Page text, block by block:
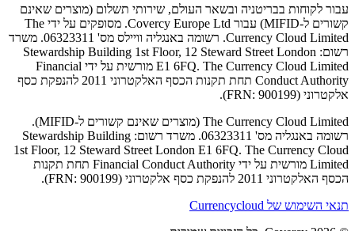
עבור לקוחות בבריטניה ובשאר העולם, שירותי תשלום (מוצרים שאינם
קשורים ל-MIFID) עבור Covercy Europe Ltd. מסופקים על ידי The
Currency Cloud Limited. רשומה באנגליה וויילס מס' 06323311. משרד
רשום: Stewardship Building 1st Floor, 12 Steward Street London
E1 6FQ. The Currency Cloud Limited מורשית על ידי Financial
Conduct Authority תחת תקנות הכסף האלקטרוני 2011 להנפקת כסף
אלקטרוני (FRN: 900199).
The Currency Cloud Limited (מוצרים שאינם קשורים ל-MIFID).
רשומה באנגליה מס' 06323311. משרד רשום: Stewardship Building
1st Floor, 12 Steward Street London E1 6FQ. The Currency Cloud
Limited מורשית על ידי Financial Conduct Authority תחת תקנות
הכסף האלקטרוני 2011 להנפקת כסף אלקטרוני (FRN: 900199).
תנאי השימוש של Currencycloud